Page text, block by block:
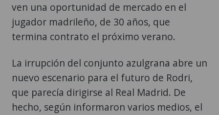
ven una oportunidad de mercado en el
jugador madrileño, de 30 años, que
termina contrato el próximo verano.
La irrupción del conjunto azulgrana abre un
nuevo escenario para el futuro de Rodri,
que parecía dirigirse al Real Madrid. De
hecho, según informaron varios medios, el